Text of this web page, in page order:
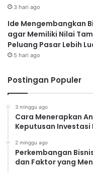
3 hari ago
Ide Mengembangkan
agar Memiliki Nilai
Peluang Pasar Lebih
5 hari ago
Postingan Populer
3 minggu ago
Cara Menerapkan
Keputusan Investasi
2 minggu ago
Perkembangan
dan Faktor yang